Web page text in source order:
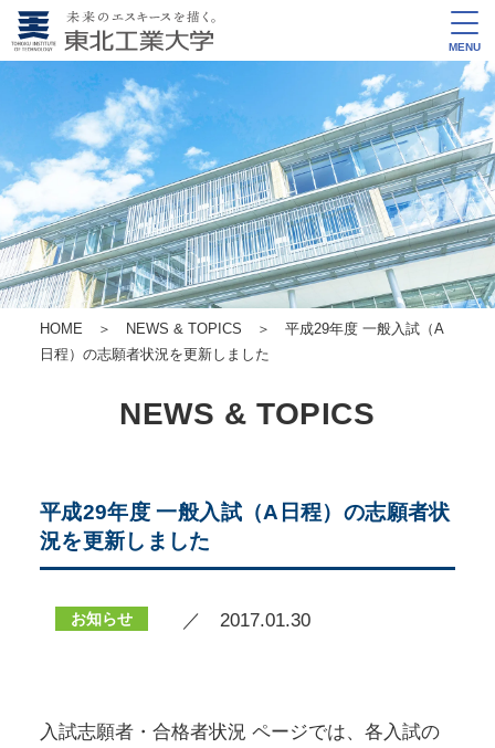
MENU
HOME ＞ NEWS & TOPICS ＞ 平成29年度 一般入試（A
日程）の志願者状況を更新しました
NEWS & TOPICS
平成29年度 一般入試（A日程）の志願者状
況を更新しました
お知らせ ／ 2017.01.30
入試志願者・合格者状況 ページでは、各入試の